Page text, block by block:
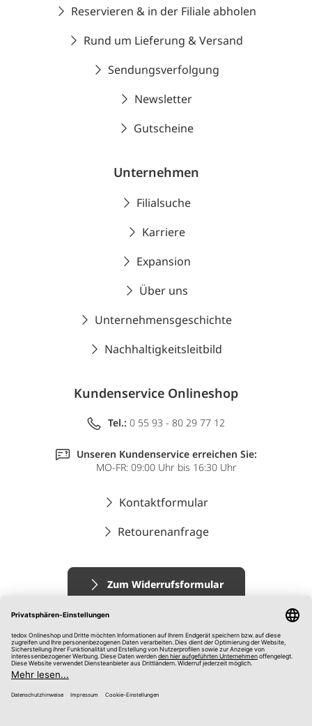
Reservieren & in der Filiale abholen
Rund um Lieferung & Versand
Sendungsverfolgung
Newsletter
Gutscheine
Unternehmen
Filialsuche
Karriere
Expansion
Über uns
Unternehmensgeschichte
Nachhaltigkeitsleitbild
Kundenservice Onlineshop
Tel.: 0 55 93 - 80 29 77 12
Unseren Kundenservice erreichen Sie:
MO-FR: 09:00 Uhr bis 16:30 Uhr
Kontaktformular
Retourenanfrage
Zum Widerrufsformular
Impressum
AGB
Datenschutz